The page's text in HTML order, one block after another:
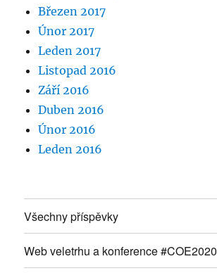
Březen 2017
Únor 2017
Leden 2017
Listopad 2016
Září 2016
Duben 2016
Únor 2016
Leden 2016
Všechny příspěvky
Web veletrhu a konference #COE2020